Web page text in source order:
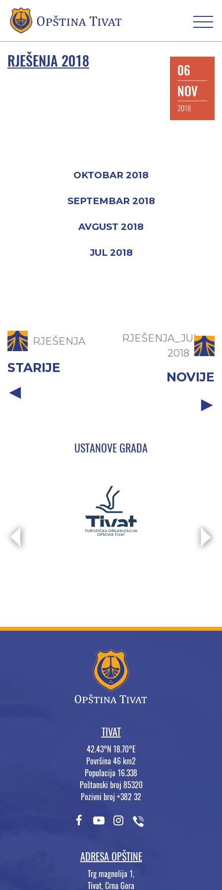
RJEŠENJA 2018
06
NOV
2018
OKTOBAR 2018
SEPTEMBAR 2018
AVGUST 2018
JUL 2018
RJEŠENJA
STARIJE
RJEŠENJA_JUL
2018
NOVIJE
USTANOVE GRADA
TIVAT
42.43°N 18.70°E
Površina 46 km2
Populacija 16.338
Poštanski broj 85320
Pozivni broj +382 32
ADRESA OPŠTINE
Trg magnolija 1,
Tivat, Crna Gora